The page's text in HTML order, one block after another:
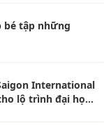
bé tập những
International
lộ trình đại học